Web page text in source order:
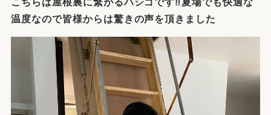
こちらは屋根裏に繋がるハシゴです‼夏場でも快適な
温度なので皆様からは驚きの声を頂きました